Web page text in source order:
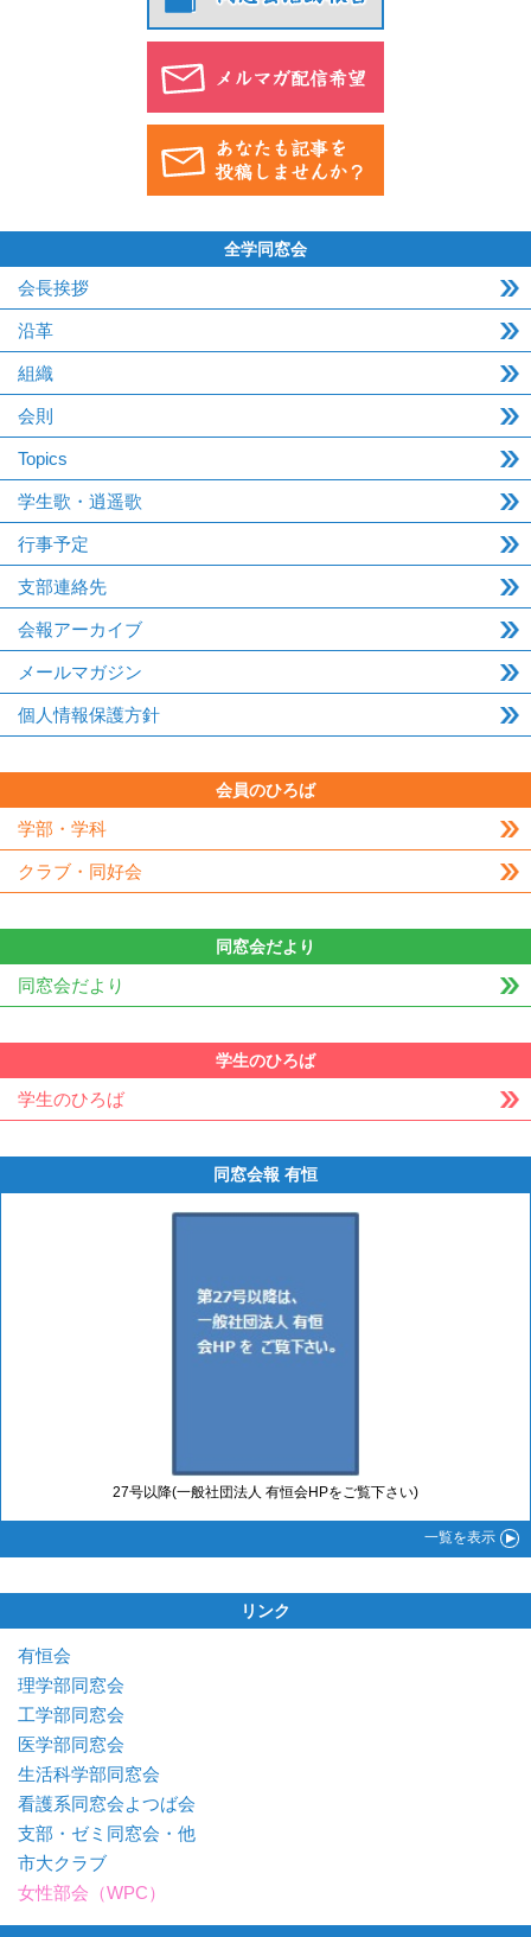
全学同窓会
会長挨拶
沿革
組織
会則
Topics
学生歌・逍遥歌
行事予定
支部連絡先
会報アーカイブ
メールマガジン
個人情報保護方針
会員のひろば
学部・学科
クラブ・同好会
同窓会だより
同窓会だより
学生のひろば
学生のひろば
同窓会報 有恒
27号以降(一般社団法人 有恒会HPをご覧下さい)
一覧を表示
リンク
有恒会
理学部同窓会
工学部同窓会
医学部同窓会
生活科学部同窓会
看護系同窓会よつば会
支部・ゼミ同窓会・他
市大クラブ
女性部会（WPC）